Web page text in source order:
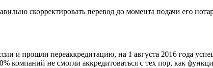
скорректировать перевод до момента подачи его
и прошли переаккредитацию, на 1 августа 2016 года
компаний не смогли аккредитоваться с тех пор, как